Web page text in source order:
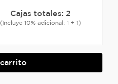
Cajas totales: 2
(Incluye 10% adicional: 1 + 1)